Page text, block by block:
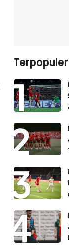
Terpopuler